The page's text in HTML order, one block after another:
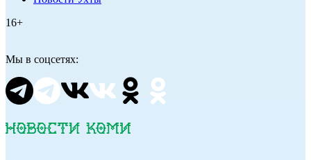
16+
Мы в соцсетях: